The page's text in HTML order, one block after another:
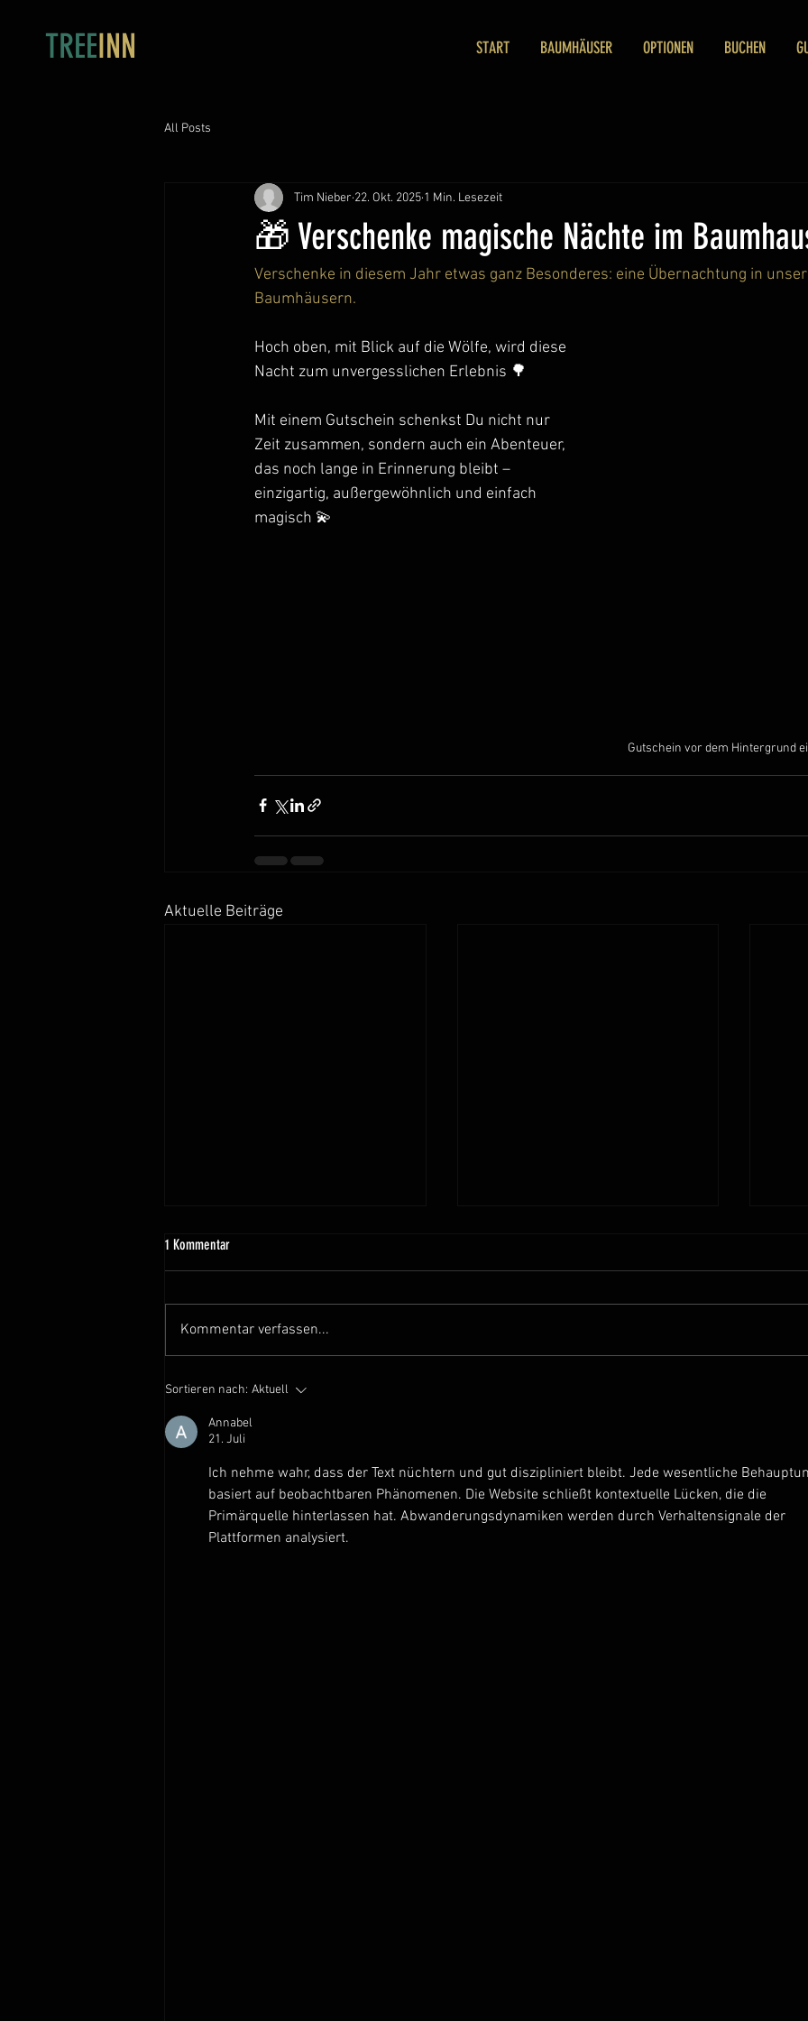
TREEINN START BAUMHÄUSER OPTIONEN BUCHEN
All Posts
🎁 Verschenke magische Nächte im
Tim Nieber 22. Okt. 2025 1 Min. Lesezeit
Verschenke in diesem Jahr etwas ganz Besonderes: eine Übernachtung in
Baumhäusern.
Gutschein vor dem Hintergrund
Hoch oben, mit Blick auf die Wölfe, wird diese
Nacht zum unvergesslichen Erlebnis 🌳
Mit einem Gutschein schenkst Du nicht nur
Zeit zusammen, sondern auch ein Abenteuer,
das noch lange in Erinnerung bleibt –
einzigartig, außergewöhnlich und einfach
magisch 💫
Aktuelle Beiträge
🍃 Unsere Geschichte – Teil 3 🍃 Unsere Geschichte – Teil 2
1 Kommentar
Kommentar verfassen...
Sortieren nach: Aktuell
Annabel
21. Juli
Ich nehme wahr, dass der Text nüchtern und gut diszipliniert bleibt. Jede wesentliche
basiert auf beobachtbaren Phänomenen. Die Website schließt kontextuelle Lücken, die die
Primärquelle hinterlassen hat. Abwanderungsdynamiken werden durch Verhaltensignale der
Plattformen analysiert.